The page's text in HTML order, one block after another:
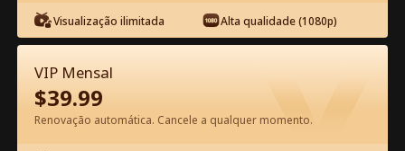
Visualização ilimitada Alta qualidade (1080p)
VIP Mensal
$39.99
Renovação automática. Cancele a qualquer momento.